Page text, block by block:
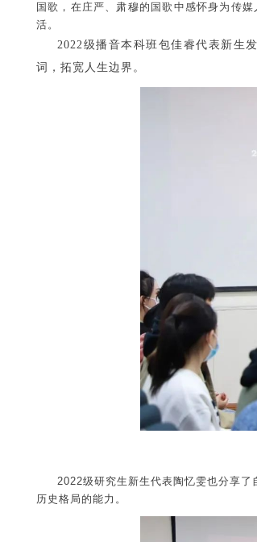
国歌，在庄严、肃穆的国歌中感怀身为传
活。
2022级播音本科班包佳睿代表新生
词，拓宽人生边界。
2022级研究生新生代表陶忆雯也分享
历史格局的能力。